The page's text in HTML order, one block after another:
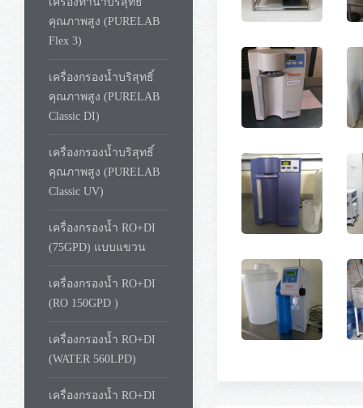
คุณภาพสูง (PURELAB
Flex 3)
เครื่องกรองน้ำบริสุทธิ์
คุณภาพสูง (PURELAB
Classic DI)
เครื่องกรองน้ำบริสุทธิ์
คุณภาพสูง (PURELAB
Classic UV)
เครื่องกรองน้ำ RO+DI
(75GPD) แบบแขวน
เครื่องกรองน้ำ RO+DI
(RO 150GPD )
เครื่องกรองน้ำ RO+DI
(WATER 560LPD)
เครื่องกรองน้ำ RO+DI